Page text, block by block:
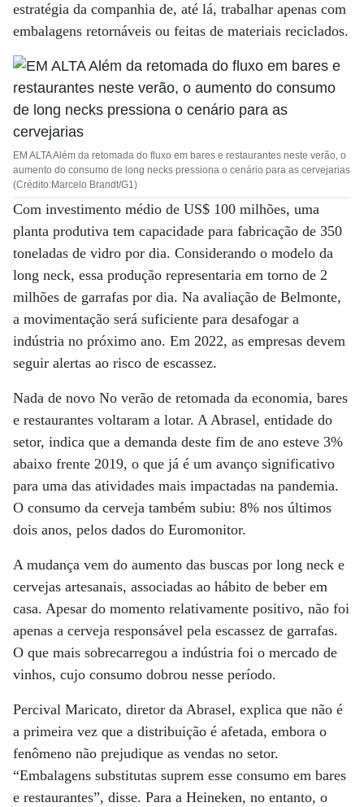
estratégia da companhia de, até lá, trabalhar apenas com
embalagens retornáveis ou feitas de materiais reciclados.
EM ALTA Além da retomada do fluxo em bares e restaurantes neste verão, o
aumento do consumo de long necks pressiona o cenário para as cervejarias
(Crédito:Marcelo Brandt/G1)
Com investimento médio de US$ 100 milhões, uma
planta produtiva tem capacidade para fabricação de 350
toneladas de vidro por dia. Considerando o modelo da
long neck, essa produção representaria em torno de 2
milhões de garrafas por dia. Na avaliação de Belmonte,
a movimentação será suficiente para desafogar a
indústria no próximo ano. Em 2022, as empresas devem
seguir alertas ao risco de escassez.
Nada de novo No verão de retomada da economia, bares
e restaurantes voltaram a lotar. A Abrasel, entidade do
setor, indica que a demanda deste fim de ano esteve 3%
abaixo frente 2019, o que já é um avanço significativo
para uma das atividades mais impactadas na pandemia.
O consumo da cerveja também subiu: 8% nos últimos
dois anos, pelos dados do Euromonitor.
A mudança vem do aumento das buscas por long neck e
cervejas artesanais, associadas ao hábito de beber em
casa. Apesar do momento relativamente positivo, não foi
apenas a cerveja responsável pela escassez de garrafas.
O que mais sobrecarregou a indústria foi o mercado de
vinhos, cujo consumo dobrou nesse período.
Percival Maricato, diretor da Abrasel, explica que não é
a primeira vez que a distribuição é afetada, embora o
fenômeno não prejudique as vendas no setor.
“Embalagens substitutas suprem esse consumo em bares
e restaurantes”, disse. Para a Heineken, no entanto, o